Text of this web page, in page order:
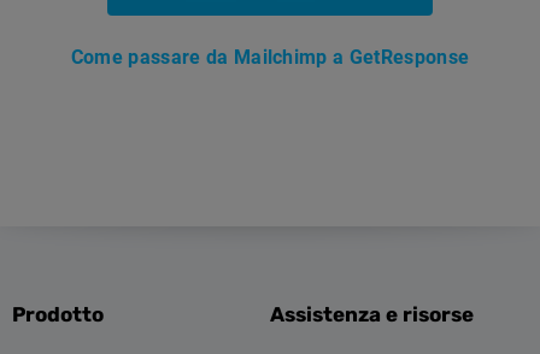
Come passare da Mailchimp a GetResponse
Prodotto Assistenza e risorse